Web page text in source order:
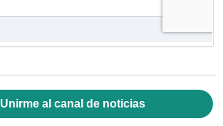
Unirme al canal de noticias